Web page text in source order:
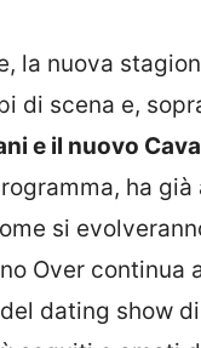
la nuova
di scena e,
e il nuovo
ha
si
Over continua
dating show